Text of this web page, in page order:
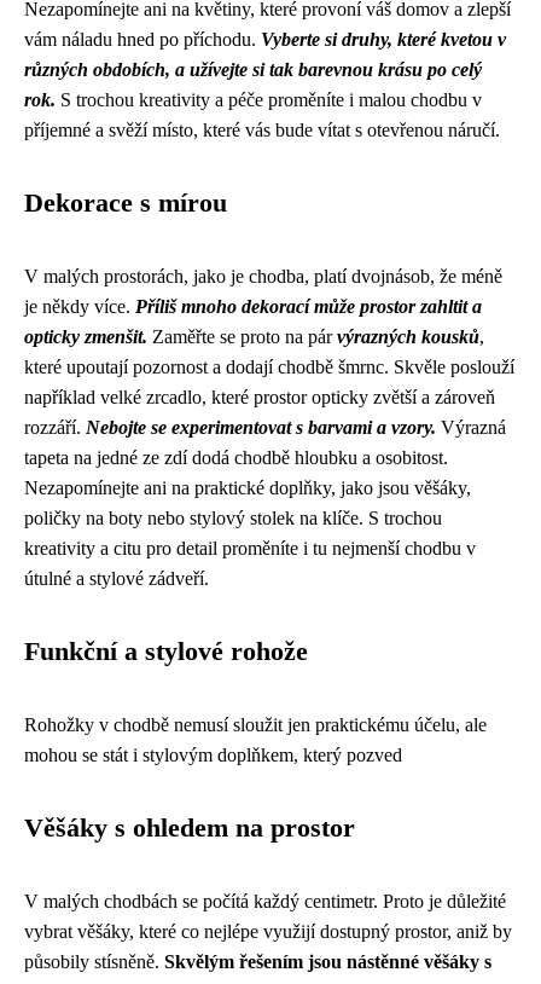
Nezapomínejte ani na květiny, které provoní váš domov a zlepší
vám náladu hned po příchodu. Vyberte si druhy, které kvetou v
různých obdobích, a užívejte si tak barevnou krásu po celý
rok. S trochou kreativity a péče proměníte i malou chodbu v
příjemné a svěží místo, které vás bude vítat s otevřenou náručí.
Dekorace s mírou
V malých prostorách, jako je chodba, platí dvojnásob, že méně
je někdy více. Příliš mnoho dekorací může prostor zahltit a
opticky zmenšit. Zaměřte se proto na párvýrazných kousků,
které upoutají pozornost a dodají chodbě šmrnc. Skvěle poslouží
například velké zrcadlo, které prostor opticky zvětší a zároveň
rozzáří. Nebojte se experimentovat s barvami a vzory. Výrazná
tapeta na jedné ze zdí dodá chodbě hloubku a osobitost.
Nezapomínejte ani na praktické doplňky, jako jsou věšáky,
poličky na boty nebo stylový stolek na klíče. S trochou
kreativity a citu pro detail proměníte i tu nejmenší chodbu v
útulné a stylové zádveří.
Funkční a stylové rohože
Rohožky v chodbě nemusí sloužit jen praktickému účelu, ale
mohou se stát i stylovým doplňkem, který pozved
Věšáky s ohledem na prostor
V malých chodbách se počítá každý centimetr. Proto je důležité
vybrat věšáky, které co nejlépe využijí dostupný prostor, aniž by
působily stísněně. Skvělým řešením jsou nástěnné věšáky s